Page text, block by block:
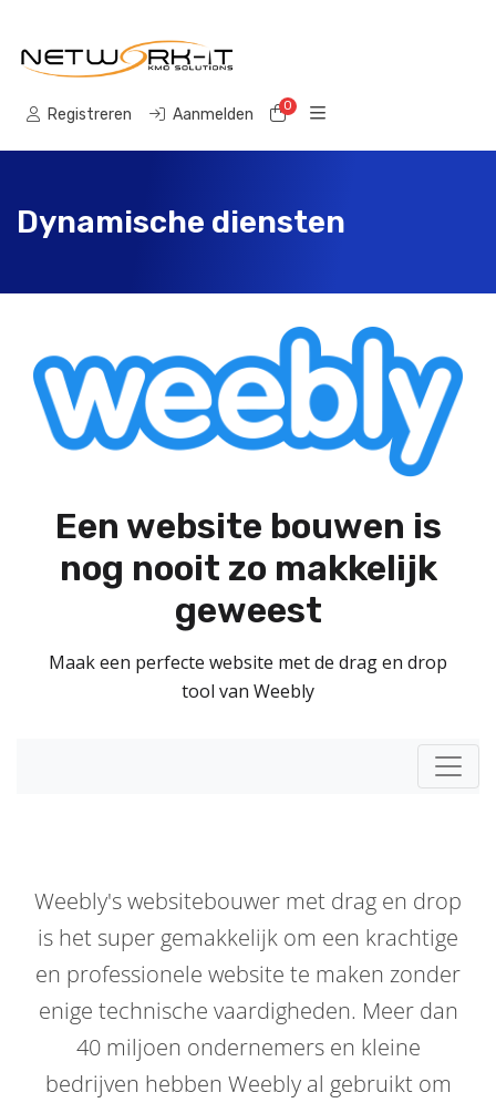
Registreren Aanmelden 0Winkelwagen
Dynamische diensten
Een website bouwen is
nog nooit zo makkelijk
geweest
Maak een perfecte website met de drag en drop
tool van Weebly
Weebly's websitebouwer met drag en drop
is het super gemakkelijk om een krachtige
en professionele website te maken zonder
enige technische vaardigheden. Meer dan
40 miljoen ondernemers en kleine
bedrijven hebben Weebly al gebruikt om